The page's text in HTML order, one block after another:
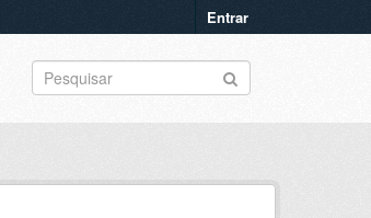
Entrar